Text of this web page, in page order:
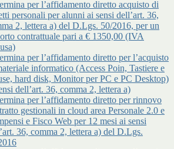
per l’affidamento diretto acquisto di
personali per alunni ai sensi dell’art. 36,
2, lettera a) del D.Lgs. 50/2016, per un
contrattuale pari a € 1350,00 (IVA
per l’affidamento diretto per l’acquisto
informatico (Access Poin, Tastiere e
hard disk, Monitor per PC e PC Desktop)
dell’art. 36, comma 2, lettera a)
per l’affidamento diretto per rinnovo
gestionali in cloud area Personale 2.0 e
e Fisco Web per 12 mesi ai sensi
36, comma 2, lettera a) del D.Lgs.